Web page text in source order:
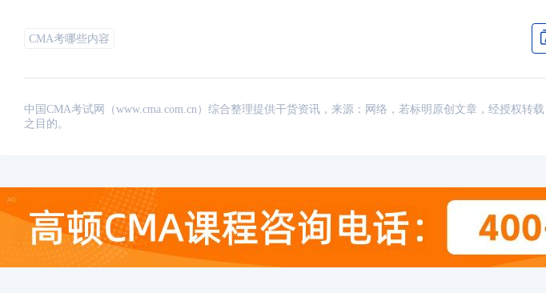
CMA考哪些内容
中国CMA考试网（www.cma.com.cn）综合整理提供干货资讯，来源：网络，若标明原创文章，经授权转
之目的。
cma考下来一共多少钱？CMA认证总费
2026年CMA考试报名时间表已发布：